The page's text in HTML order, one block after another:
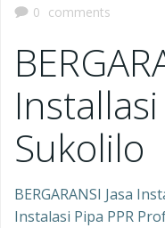
0 comments
Sukolilo
BERGARANSI Jasa
Instalasi Pipa PPR